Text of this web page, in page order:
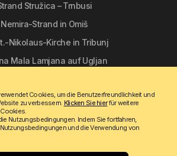
Stružica – Trnbusi
Nemira-Strand in Omiš
Nikolaus-Kirche in Tribunj
Mala Lamjana auf Ugljan
Folgen Sie uns
Cookies, um die Benutzerfreundlichkeit und
zu verbessern. Klicken Sie hierfür weitere
Nutzungsbedingungen. Indem Sie fortfahren,
und die Verwendung von